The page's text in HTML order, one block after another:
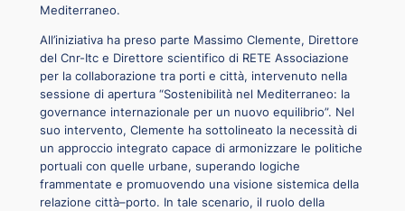
Mediterraneo.
All’iniziativa ha preso parte Massimo Clemente, Direttore
del Cnr-Itc e Direttore scientifico di RETE Associazione
per la collaborazione tra porti e città, intervenuto nella
sessione di apertura “Sostenibilità nel Mediterraneo: la
governance internazionale per un nuovo equilibrio”. Nel
suo intervento, Clemente ha sottolineato la necessità di
un approccio integrato capace di armonizzare le politiche
portuali con quelle urbane, superando logiche
frammentate e promuovendo una visione sistemica della
relazione città–porto. In tale scenario, il ruolo della